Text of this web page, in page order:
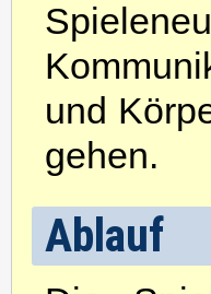
und
gehen.
Ablauf